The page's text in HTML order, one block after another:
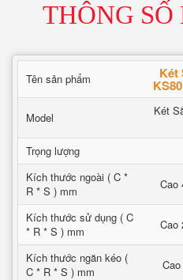
THÔNG
Tên sản phẩm Két
Model
Két
Trọng lượng
Kích thước ngoài ( C *
R * S ) mm
Cao
Kích thước sử dụng ( C
* R * S ) mm
Cao
Kích thước ngăn kéo (
C * R * S ) mm